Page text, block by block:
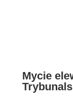
Mycie